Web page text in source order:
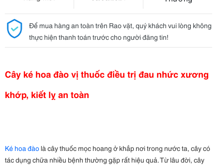
Để mua hàng an toàn trên Rao vặt, quý khách vui lòng không
thực hiện thanh toán trước cho người đăng tin!
Cây ké hoa đào vị thuốc điều trị đau nhức xương
khớp, kiết lỵ an toàn
Ké hoa đào là cây thuốc mọc hoang ở khắp nơi trong nước ta, cây có
tác dụng chữa nhiều bệnh thường gặp rất hiệu quả. Từ lâu đời, cây